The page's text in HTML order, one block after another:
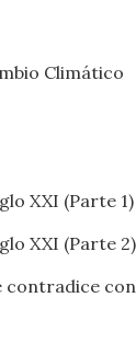
Climático
XXI (Parte 1)
XXI (Parte 2)
contradice